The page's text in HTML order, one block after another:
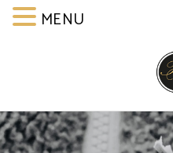
MENU
MENU